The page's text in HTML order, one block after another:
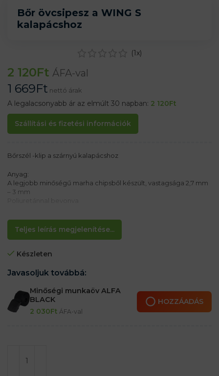
Bőr övcsipesz a WING S
kalapácshoz
(1x)
2 120Ft ÁFA-val
1 669Ft nettó árak
A legalacsonyabb ár az elmúlt 30 napban: 2 120Ft
Szállítási és fizetési információk
Teljes leírás megjelenítése...
Bőrszél -klip a szárnyú kalapácshoz
Anyag:
A legjobb minőségű marha chipsből készült, vastagsága 2,7 mm
– 3 mm
Jellemzők:
– Kalapácstartó az övön
– A fogantyú felépítése horganyzott acélhuzalból
– Mérete 13×10 cm
Készleten
Javasoljuk továbbá:
Minőségi munkaöv ALFA
BLACK
2 030Ft ÁFA-val
HOZZÁADÁS